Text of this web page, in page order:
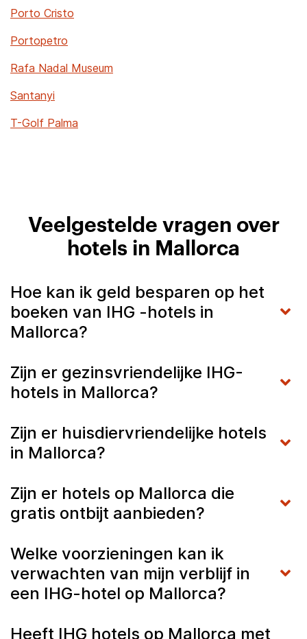
Porto Cristo
Portopetro
Rafa Nadal Museum
Santanyi
T-Golf Palma
Veelgestelde vragen over
hotels in Mallorca
Hoe kan ik geld besparen op het
boeken van IHG -hotels in
Mallorca?
Zijn er gezinsvriendelijke IHG-
hotels in Mallorca?
Zijn er huisdiervriendelijke hotels
in Mallorca?
Zijn er hotels op Mallorca die
gratis ontbijt aanbieden?
Welke voorzieningen kan ik
verwachten van mijn verblijf in
een IHG-hotel op Mallorca?
Heeft IHG hotels op Mallorca met